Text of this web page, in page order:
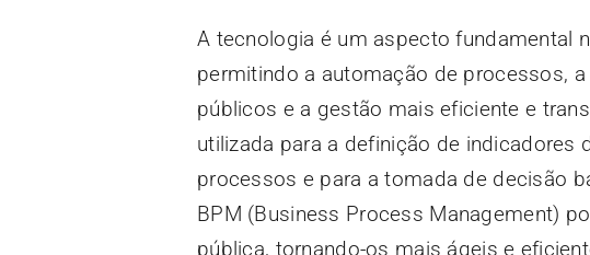
A tecnologia é um aspecto fundamental
permitindo a automação de processos,
públicos e a gestão mais eficiente e
utilizada para a definição de indicadores
processos e para a tomada de decisão
BPM (Business Process Management)
pública, tornando-os mais ágeis e